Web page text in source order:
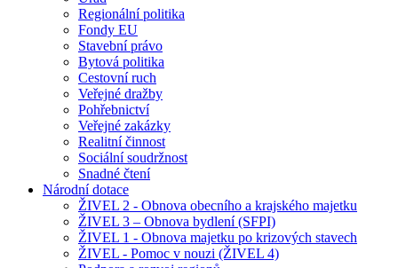
Regionální politika
Fondy EU
Stavební právo
Bytová politika
Cestovní ruch
Veřejné dražby
Pohřebnictví
Veřejné zakázky
Realitní činnost
Sociální soudržnost
Snadné čtení
Národní dotace
ŽIVEL 2 - Obnova obecního a krajského majetku
ŽIVEL 3 – Obnova bydlení (SFPI)
ŽIVEL 1 - Obnova majetku po krizových stavech
ŽIVEL - Pomoc v nouzi (ŽIVEL 4)